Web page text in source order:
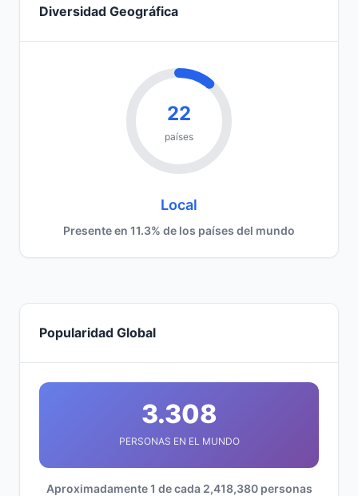
Diversidad Geográfica
22
países
Local
Presente en 11.3% de los países del mundo
Popularidad Global
3.308
PERSONAS EN EL MUNDO
Aproximadamente 1 de cada 2,418,380 personas